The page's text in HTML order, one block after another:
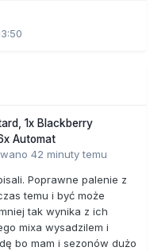
1x Blackberry
Automat
42 minuty temu
Poprawne palenie z
temu i być może
tak wynika z ich
mixa wysadzilem i
bo mam i sezonów dużo